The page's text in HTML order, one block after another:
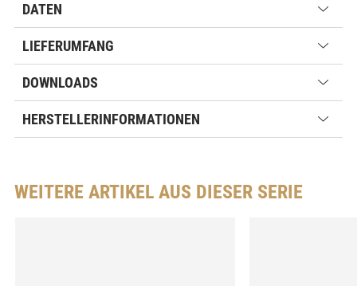
DATEN
LIEFERUMFANG
DOWNLOADS
HERSTELLERINFORMATIONEN
WEITERE ARTIKEL AUS DIESER SERIE